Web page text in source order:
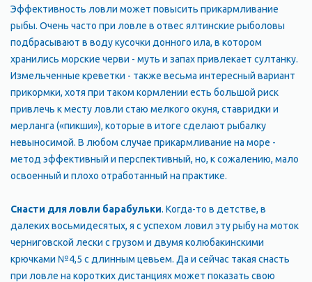
Эффективность ловли может повысить прикармливание
рыбы. Очень часто при ловле в отвес ялтинские рыболовы
подбрасывают в воду кусочки донного ила, в котором
хранились морские черви - муть и запах привлекает султанку.
Измельченные креветки - также весьма интересный вариант
прикормки, хотя при таком кормлении есть большой риск
привлечь к месту ловли стаю мелкого окуня, ставридки и
мерланга («пикши»), которые в итоге сделают рыбалку
невыносимой. В любом случае прикармливание на море -
метод эффективный и перспективный, но, к сожалению, мало
освоенный и плохо отработанный на практике.
Снасти для ловли барабульки. Когда-то в детстве, в
далеких восьмидесятых, я с успехом ловил эту рыбу на моток
черниговской лески с грузом и двумя колюбакинскими
крючками №4,5 с длинным цевьем. Да и сейчас такая снасть
при ловле на коротких дистанциях может показать свою